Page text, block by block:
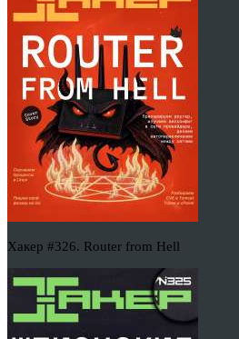
Хакер #326. Router from Hell